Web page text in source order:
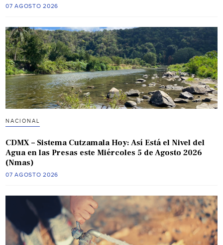
07 AGOSTO 2026
NACIONAL
CDMX – Sistema Cutzamala Hoy: Así Está el Nivel del
Agua en las Presas este Miércoles 5 de Agosto 2026
(Nmas)
07 AGOSTO 2026